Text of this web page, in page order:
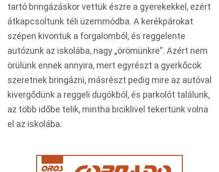
tartó bringázáskor vettük észre a gyerekekkel, ezért
átkapcsoltunk téli üzemmódba. A kerékpárokat
szépen kivontuk a forgalomból, és reggelente
autózunk az iskolába, nagy „örömünkre”. Azért nem
örülünk ennek annyira, mert egyrészt a gyerkőcök
szeretnek bringázni, másrészt pedig mire az autóval
kivergődünk a reggeli dugókból, és parkolót találunk,
az több időbe telik, mintha biciklivel tekertünk volna
el az iskolába.